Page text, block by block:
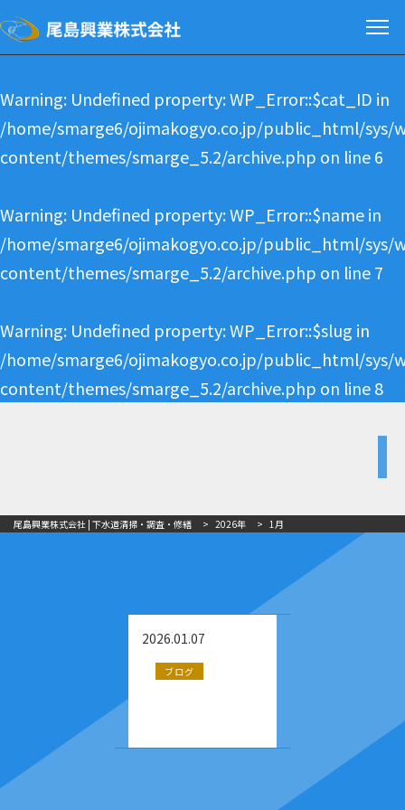
Warning: Undefined property: WP_Error::$cat_ID in
/home/smarge6/ojimakogyo.co.jp/public_html/sys/
content/themes/smarge_5.2/archive.php on line6
Warning: Undefined property: WP_Error::$name in
/home/smarge6/ojimakogyo.co.jp/public_html/sys/
content/themes/smarge_5.2/archive.php on line7
Warning: Undefined property: WP_Error::$slug in
/home/smarge6/ojimakogyo.co.jp/public_html/sys/
content/themes/smarge_5.2/archive.php on line8
尾島興業株式会社 | 下水道清掃・調査・修繕 > 2026年 > 1月
2026.01.07
ブログ